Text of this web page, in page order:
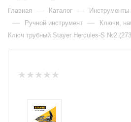
Главная — Каталог — Инструменты
— Ручной инструмент — Ключи,
Ключ трубный Stayer Hercules-S №2